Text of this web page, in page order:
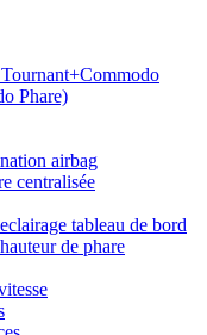
Phare)
airbag
centralisée
tableau de bord
de phare